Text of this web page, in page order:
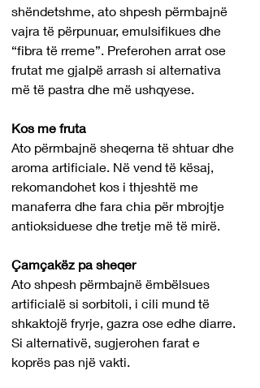
shëndetshme, ato shpesh përmbajnë
vajra të përpunuar, emulsifikues dhe
“fibra të rreme”. Preferohen arrat ose
frutat me gjalpë arrash si alternativa
më të pastra dhe më ushqyese.
Kos me fruta
Ato përmbajnë sheqerna të shtuar dhe
aroma artificiale. Në vend të kësaj,
rekomandohet kos i thjeshtë me
manaferra dhe fara chia për mbrojtje
antioksiduese dhe tretje më të mirë.
Çamçakëz pa sheqer
Ato shpesh përmbajnë ëmbëlsues
artificialë si sorbitoli, i cili mund të
shkaktojë fryrje, gazra ose edhe diarre.
Si alternativë, sugjerohen farat e
koprës pas një vakti.